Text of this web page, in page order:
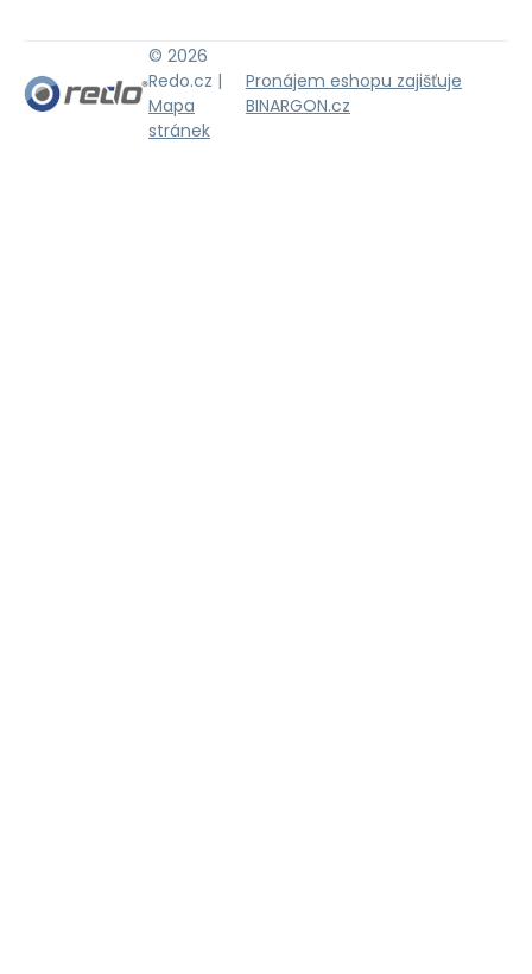
© 2026
Redo.cz |
Mapa
stránek
Pronájem eshopu zajišťuje
BINARGON.cz